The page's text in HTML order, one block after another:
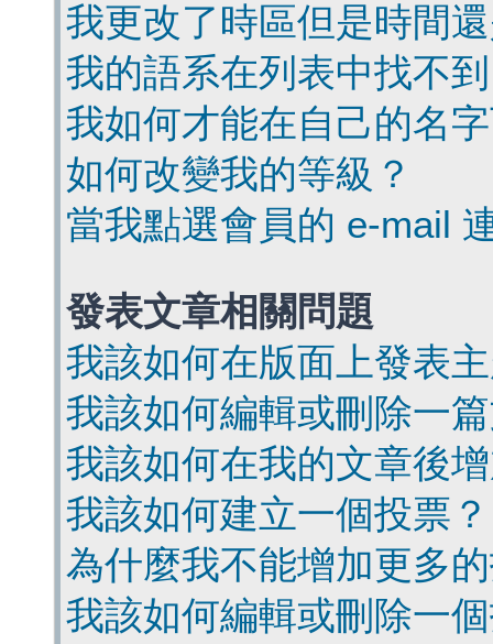
我更改了時區但是時間
我的語系在列表中找不
我如何才能在自己的名
如何改變我的等級？
當我點選會員的 e-mail
發表文章相關問題
我該如何在版面上發表
我該如何編輯或刪除一
我該如何在我的文章後
我該如何建立一個投票？
為什麼我不能增加更多
我該如何編輯或刪除一